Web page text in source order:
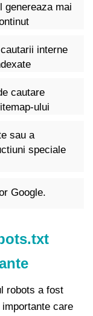
genereaza mai
interne
cautare
ului
sau a
speciale
Google.
robots a fost
care